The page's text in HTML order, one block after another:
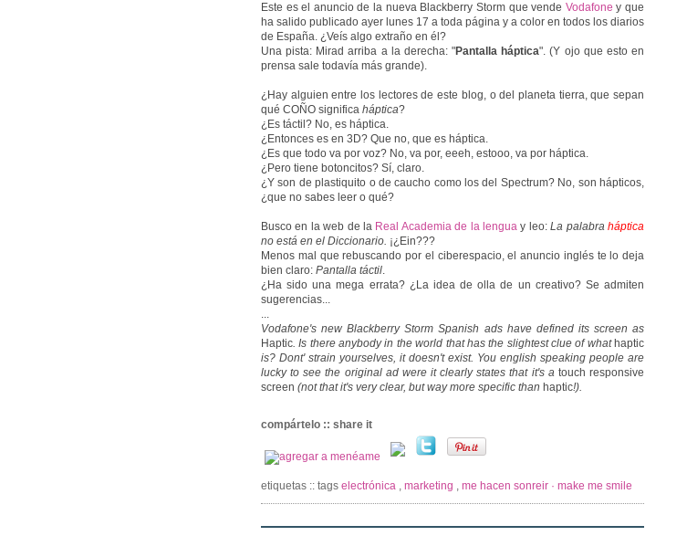
Este es el anuncio de la nueva Blackberry Storm que vende Vodafoney que
ha salido publicado ayer lunes 17 a toda página y a color en todos los diarios
de España. ¿Veís algo extraño en él?
Una pista: Mirad arriba a la derecha: "Pantalla háptica". (Y ojo que esto en
prensa sale todavía más grande).
¿Hay alguien entre los lectores de este blog, o del planeta tierra, que sepan
qué COÑO significa háptica?
¿Es táctil? No, es háptica.
¿Entonces es en 3D? Que no, que es háptica.
¿Es que todo va por voz? No, va por, eeeh, estooo, va por háptica.
¿Pero tiene botoncitos? Sí, claro.
¿Y son de plastiquito o de caucho como los del Spectrum? No, son hápticos,
¿que no sabes leer o qué?
Busco en la web de la Real Academia de la lengua y leo:La palabraháptica
no está en el Diccionario. ¡¿Ein???
Menos mal que rebuscando por el ciberespacio, el anuncio inglés te lo deja
bien claro: Pantalla táctil.
¿Ha sido una mega errata? ¿La idea de olla de un creativo? Se admiten
sugerencias...
...
Vodafone's new Blackberry Storm Spanish ads have defined its screen as
Haptic. Is there anybody in the world that has the slightest clue of whathaptic
is? Dont' strain yourselves, it doesn't exist. You english speaking people are
lucky to see the original ad were it clearly states that it's a touch responsive
screen (not that it's very clear, but way more specific than haptic!).
compártelo :: share it
etiquetas :: tags electrónica , marketing , me hacen sonreir · make me smile